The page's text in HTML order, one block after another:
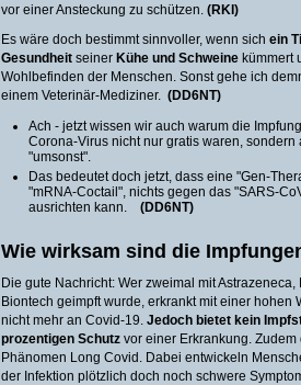
vor einer Ansteckung zu schützen. (RKI)
Es wäre doch bestimmt sinnvoller, wenn sich ein
Gesundheit seiner Kühe und Schweine kümmert
Wohlbefinden der Menschen. Sonst gehe ich
einem Veterinär-Mediziner. (DD6NT)
Ach - jetzt wissen wir auch warum die
Corona-Virus nicht nur gratis waren, sondern
"umsonst".
Das bedeutet doch jetzt, dass eine "Gen-
"mRNA-Coctail", nichts gegen das "SARS-
ausrichten kann. (DD6NT)
Wie wirksam sind die
Die gute Nachricht: Wer zweimal mit
Biontech geimpft wurde, erkrankt mit einer hohen
nicht mehr an Covid-19. Jedoch bietet kein
prozentigen Schutz vor einer Erkrankung. Zudem
Phänomen Long Covid. Dabei entwickeln
der Infektion plötzlich doch noch schwere